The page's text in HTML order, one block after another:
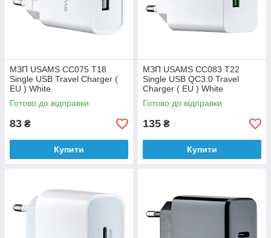
МЗП USAMS CC075 T18
Single USB Travel Charger (
EU ) White
Готово до відправки
83 ₴
Купити
МЗП USAMS CC083 T22
Single USB QC3.0 Travel
Charger ( EU ) White
Готово до відправки
135 ₴
Купити